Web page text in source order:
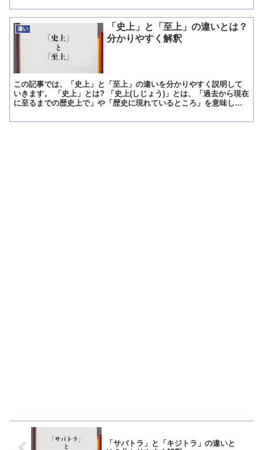
違い
「史上」と「至上」の違いとは？
分かりやすく解釈
この記事では、「史上」と「至上」の違いを分かりやすく説明して
いきます。 「史上」とは? 「史上(しじょう)」とは、「過去から現在
に至るまでの歴史上で」や「歴史に現れているところ」を意味して
「サバトラ」と「キジトラ」の違いと